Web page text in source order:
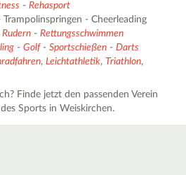
-Rehasport
Trampolinspringen - Cheerleading
Rudern -Rettungsschwimmen
-Golf-Sportschießen -Darts
,Leichtathletik, Triathlon,
Finde jetzt den passenden Verein
Sports in Weiskirchen.